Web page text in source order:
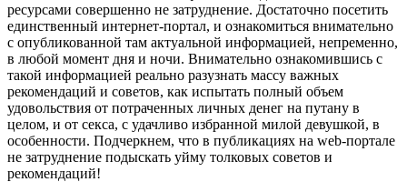
ресурсами совершенно не затруднение. Достаточно посетить
единственный интернет-портал, и ознакомиться внимательно
с опубликованной там актуальной информацией, непременно,
в любой момент дня и ночи. Внимательно ознакомившись с
такой информацией реально разузнать массу важных
рекомендаций и советов, как испытать полный объем
удовольствия от потраченных личных денег на путану в
целом, и от секса, с удачливо избранной милой девушкой, в
особенности. Подчеркнем, что в публикациях на web-портале
не затруднение подыскать уйму толковых советов и
рекомендаций!